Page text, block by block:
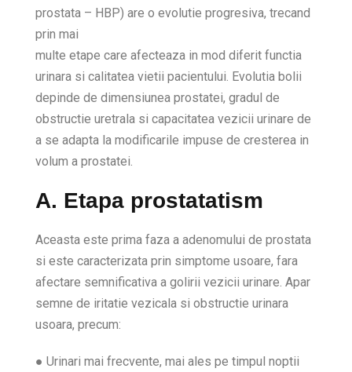
prostata – HBP) are o evolutie progresiva, trecand
prin mai
multe etape care afecteaza in mod diferit functia
urinara si calitatea vietii pacientului. Evolutia bolii
depinde de dimensiunea prostatei, gradul de
obstructie uretrala si capacitatea vezicii urinare de
a se adapta la modificarile impuse de cresterea in
volum a prostatei.
A. Etapa prostatatism
Aceasta este prima faza a adenomului de prostata
si este caracterizata prin simptome usoare, fara
afectare semnificativa a golirii vezicii urinare. Apar
semne de iritatie vezicala si obstructie urinara
usoara, precum:
● Urinari mai frecvente, mai ales pe timpul noptii